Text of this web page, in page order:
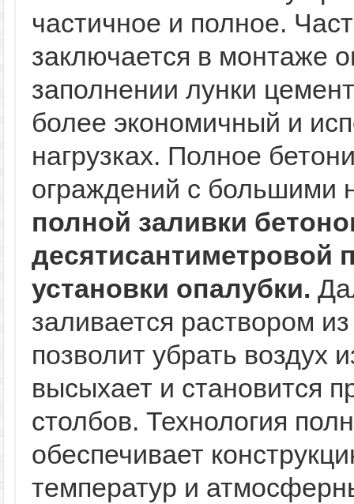
частичное и полное.
заключается в монтаже
заполнении лунки
более экономичный и
нагрузках. Полное
ограждений с большими
полной заливки
десятисантиметровой
установки опалубки.
заливается раствором
позволит убрать воздух
высыхает и становится
столбов. Технология
обеспечивает
температур и